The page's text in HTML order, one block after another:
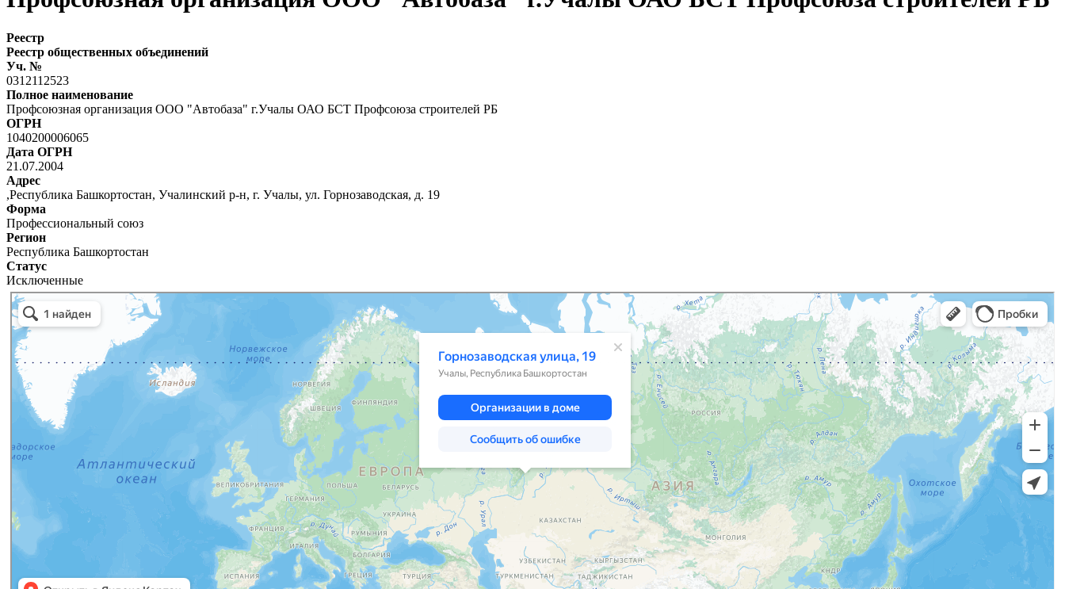
Реестр
Реестр общественных объединений
Уч. №
0312112523
Полное наименование
Профсоюзная организация ООО "Автобаза" г.Учалы ОАО БСТ Профсоюза строителей РБ
ОГРН
1040200006065
Дата ОГРН
21.07.2004
Адрес
,Республика Башкортостан, Учалинский р-н, г. Учалы, ул. Горнозаводская, д. 19
Форма
Профессиональный союз
Регион
Республика Башкортостан
Статус
Исключенные